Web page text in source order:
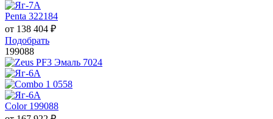
Penta 322184
от 138 404 ₽
Подобрать
199088
Color 199088